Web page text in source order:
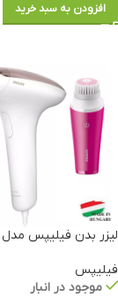
افزودن به سبد خرید
لیزر بدن فیلیپس مدل BRI924
فیلیپس
موجود در انبار